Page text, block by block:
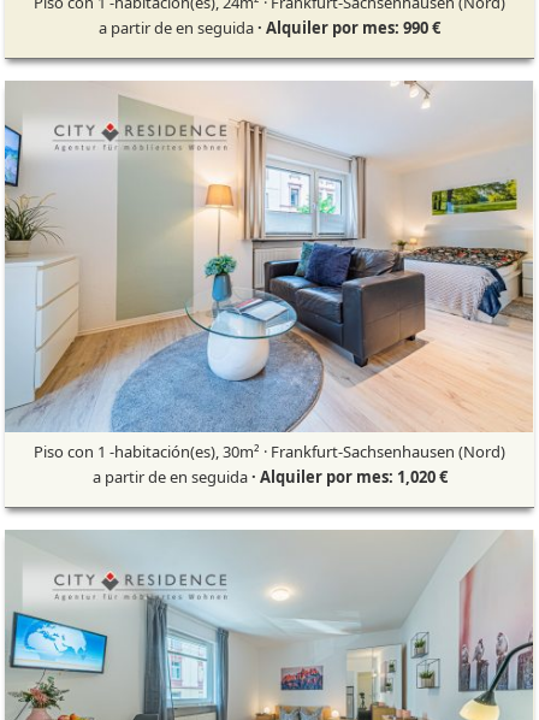
a partir de en seguida· Alquiler por mes: 990 €
Piso con 1 -habitación(es), 30m² · Frankfurt-Sachsenhausen (Nord)
a partir de en seguida· Alquiler por mes: 1,020 €